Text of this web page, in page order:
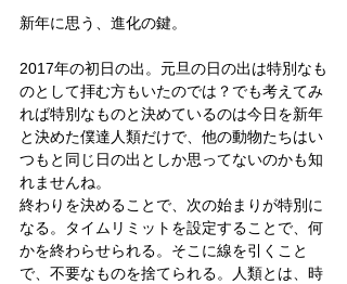
新年に思う、進化の鍵。
2017年の初日の出。元旦の日の出は特別なも
のとして拝む方もいたのでは？でも考えてみ
れば特別なものと決めているのは今日を新年
と決めた僕達人類だけで、他の動物たちはい
つもと同じ日の出としか思ってないのかも知
れませんね。
終わりを決めることで、次の始まりが特別に
なる。タイムリミットを設定することで、何
かを終わらせられる。そこに線を引くこと
で、不要なものを捨てられる。人類とは、時